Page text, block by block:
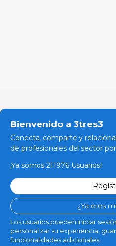
Bienvenido a 3tres3
Conecta, comparte y
de profesionales del sector
¡Ya somos 211976 Usuarios!
¿Ya eres
Los usuarios pueden iniciar
personalizar su experiencia,
funcionalidades adicionales